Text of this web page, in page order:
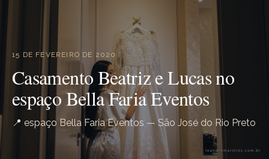
15 DE FEVEREIRO DE 2020
Casamento Beatriz e Lucas no
espaço Bella Faria Eventos
📍 espaço Bella Faria Eventos — São José do Rio Preto